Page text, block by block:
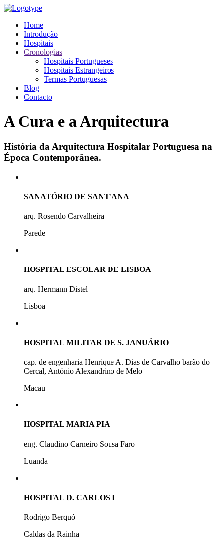
Home
Introdução
Hospitais
Cronologias
Hospitais Portugueses
Hospitais Estrangeiros
Termas Portuguesas
Blog
Contacto
A Cura e a Arquitectura
História da Arquitectura Hospitalar Portuguesa na
Época Contemporânea.
SANATÓRIO DE SANT'ANA
arq. Rosendo Carvalheira
Parede
HOSPITAL ESCOLAR DE LISBOA
arq. Hermann Distel
Lisboa
HOSPITAL MILITAR DE S. JANUÁRIO
cap. de engenharia Henrique A. Dias de Carvalho barão do
Cercal, António Alexandrino de Melo
Macau
HOSPITAL MARIA PIA
eng. Claudino Carneiro Sousa Faro
Luanda
HOSPITAL D. CARLOS I
Rodrigo Berquó
Caldas da Rainha